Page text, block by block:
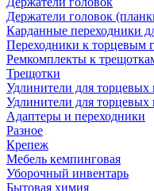
Держатели головок
Карданные переходники
Переходники к торцевым
Ремкомплекты к
Трещотки
Удлинители для торцевых
Удлинители для торцевых
Адаптеры и переходники
Разное
Крепеж
Мебель кемпинговая
Уборочный инвентарь
Бытовая химия